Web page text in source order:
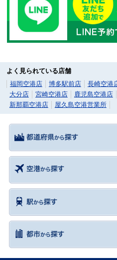
よく見られている店舗
福岡空港店
博多駅前店 長崎空港
大分店
宮崎空港店 鹿児島空港店
新那覇空港店
屋久島空港営業所